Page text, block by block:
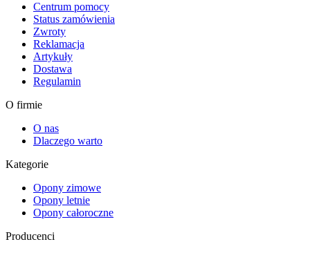
Centrum pomocy
Status zamówienia
Zwroty
Reklamacja
Artykuły
Dostawa
Regulamin
O firmie
O nas
Dlaczego warto
Kategorie
Opony zimowe
Opony letnie
Opony całoroczne
Producenci